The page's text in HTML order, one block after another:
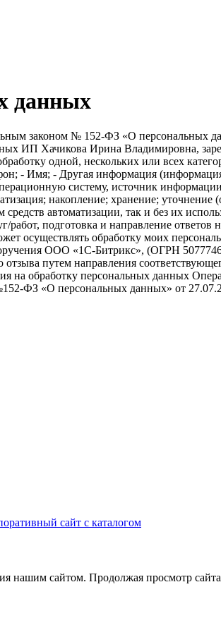
данных
законом № 152-ФЗ «О персональных
ИП Хачикова Ирина Владимировна,
одной, нескольких или всех
- Имя; - Другая информация
систему, источник
накопление; хранение; уточнение
автоматизации, так и без их
подготовка и направление
осуществлять обработку моих
ООО «1С-Битрикс», (ОГРН
путем направления
на обработку персональных данных
ФЗ «О персональных данных» от
сайт с каталогом
сайтом. Продолжая просмотр